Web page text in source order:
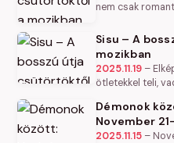
nem csak
ijesztően reális…
Sisu – A
mozikban
2025.11.19 –
ötletekkel teli,
elborzasztani:
Démonok
November
2025.11.15 –